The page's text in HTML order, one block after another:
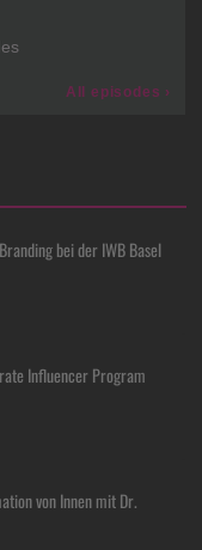
bei der IWB Basel
Influencer Program
von Innen mit Dr.